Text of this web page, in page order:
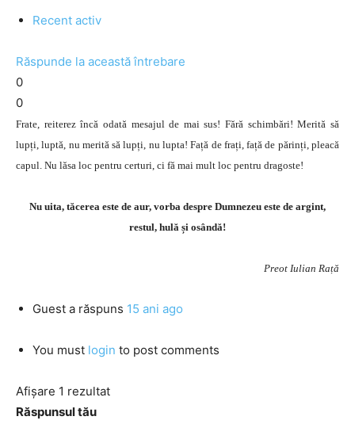
Recent activ
Răspunde la această întrebare
0
0
Frate, reiterez încă odată mesajul de mai sus! Fără schimbări! Merită să
lupți, luptă, nu merită să lupți, nu lupta! Față de frați, față de părinți, pleacă
capul. Nu lăsa loc pentru certuri, ci fă mai mult loc pentru dragoste!
Nu uita, tăcerea este de aur, vorba despre Dumnezeu este de argint,
restul, hulă și osândă!
Preot Iulian Rață
Guest a răspuns 15 ani ago
You must login to post comments
Afișare 1 rezultat
Răspunsul tău